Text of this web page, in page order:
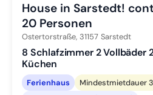
House in Sarstedt!
20 Personen
Ostertorstraße, 31157 Sarstedt
8 Schlafzimmer 2 Vollbäder
Küchen
Ferienhaus
Mindestmietdauer